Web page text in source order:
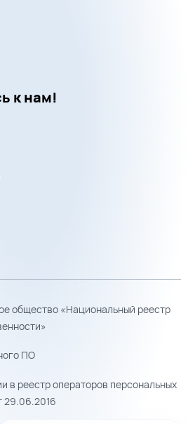
к нам!
общество «Национальный реестр
ПО
в реестр операторов персональных
29.06.2016